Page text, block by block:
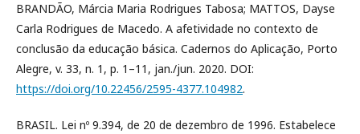
BRANDÃO, Márcia Maria Rodrigues Tabosa; MATTOS, Dayse
Carla Rodrigues de Macedo. A afetividade no contexto de
conclusão da educação básica. Cadernos do Aplicação, Porto
Alegre, v. 33, n. 1, p. 1–11, jan./jun. 2020. DOI:
https://doi.org/10.22456/2595-4377.104982.
BRASIL. Lei nº 9.394, de 20 de dezembro de 1996. Estabelece